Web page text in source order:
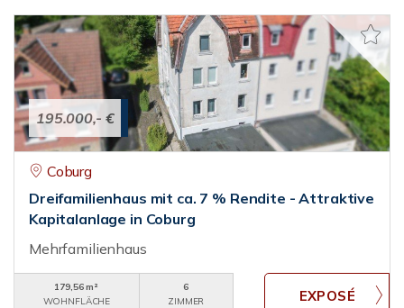
195.000,- €
Coburg
Dreifamilienhaus mit ca. 7 % Rendite - Attraktive
Kapitalanlage in Coburg
Mehrfamilienhaus
179,56 m²
WOHNFLÄCHE
6
ZIMMER